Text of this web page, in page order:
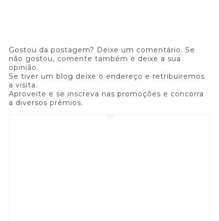
Gostou da postagem? Deixe um comentário. Se
não gostou, comente também e deixe a sua
opinião.
Se tiver um blog deixe o endereço e retribuiremos
a visita.
Aproveite e se inscreva nas promoções e concorra
a diversos prêmios.